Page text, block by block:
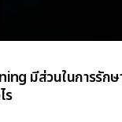
มีส่วนในการรักษ
ร